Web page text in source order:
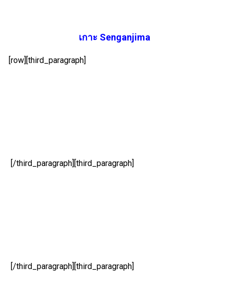
เกาะ Senganjima
[row][third_paragraph]
[/third_paragraph][third_paragraph]
[/third_paragraph][third_paragraph]